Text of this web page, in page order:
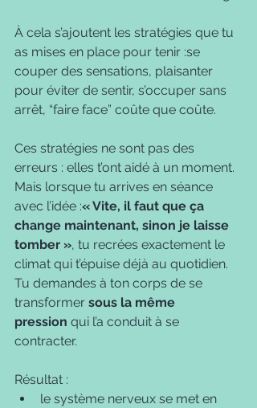
À cela s’ajoutent les stratégies que tu
as mises en place pour tenir :se
couper des sensations, plaisanter
pour éviter de sentir, s’occuper sans
arrêt, “faire face” coûte que coûte.
Ces stratégies ne sont pas des
erreurs : elles t’ont aidé à un moment.
Mais lorsque tu arrives en séance
avec l’idée :« Vite, il faut que ça
change maintenant, sinon je laisse
tomber », tu recrées exactement le
climat qui t’épuise déjà au quotidien.
Tu demandes à ton corps de se
transformer sous la même
pression qui l’a conduit à se
contracter.
Résultat :
le système nerveux se met en